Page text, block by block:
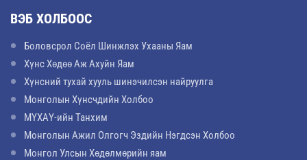
ВЭБ ХОЛБООС
Боловсрол Соёл Шинжлэх Ухааны Яам
Хүнс Хөдөө Аж Ахуйн Яам
Хүнсний тухай хууль шинэчилсэн найруулга
Монголын Хүнсчдийн Холбоо
МҮХАҮ-ийн Танхим
Монголын Ажил Олгогч Эздийн Нэгдсэн Холбоо
Монгол Улсын Хөдөлмөрийн яам